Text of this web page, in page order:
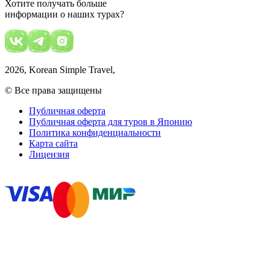
Хотите получать больше
информации о наших турах?
2026, Korean Simple Travel,
© Все права защищены
Публичная оферта
Публичная оферта для туров в Японию
Политика конфиденциальности
Карта сайта
Лицензия